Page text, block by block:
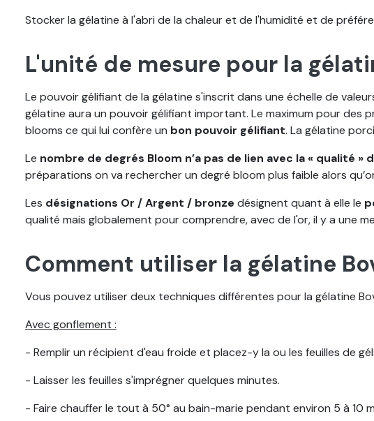
Stocker la gélatine à l'abri de la chaleur et de l'humidité et de
L'unité de mesure pour la
Le pouvoir gélifiant de la gélatine s'inscrit dans une échelle de
gélatine aura un pouvoir gélifiant important. Le maximum pour
blooms ce qui lui confère un bon pouvoir gélifiant. La gélatine
Le nombre de degrés Bloom n’a pas de lien avec la « qualité »
préparations on va rechercher un degré bloom plus faible alors
Les désignations Or / Argent / bronze désignent quant à elle le
qualité mais globalement pour comprendre, avec de l'or, il y a une
Comment utiliser la gélatine
Vous pouvez utiliser deux techniques différentes pour la gélatine
Avec gonflement :
- Remplir un récipient d'eau froide et placez-y la ou les feuilles de
- Laisser les feuilles s'imprégner quelques minutes.
- Faire chauffer le tout à 50° au bain-marie pendant environ 5 à 10